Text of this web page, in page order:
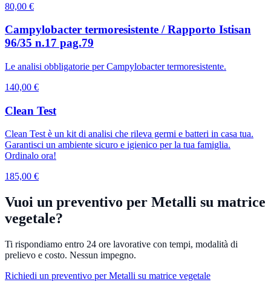
80,00 €
Campylobacter termoresistente / Rapporto Istisan
96/35 n.17 pag.79
Le analisi obbligatorie per Campylobacter termoresistente.
140,00 €
Clean Test
Clean Test è un kit di analisi che rileva germi e batteri in casa tua.
Garantisci un ambiente sicuro e igienico per la tua famiglia.
Ordinalo ora!
185,00 €
Vuoi un preventivo per Metalli su matrice
vegetale?
Ti rispondiamo entro 24 ore lavorative con tempi, modalità di
prelievo e costo. Nessun impegno.
Richiedi un preventivo per Metalli su matrice vegetale